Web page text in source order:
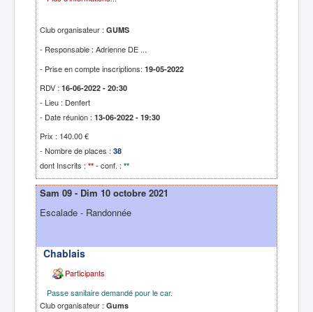
Club organisateur : GUMS
- Responsable : Adrienne DE ...
- Prise en compte inscriptions: 19-05-2022
RDV : 16-06-2022 - 20:30
- Lieu : Denfert
- Date réunion : 13-06-2022 - 19:30
Prix : 140.00 €
- Nombre de places : 38
dont Inscrits : ** - conf. : **
Sam 09 - Dim 10 octobre 2021
Escalade - Randonnée
Chablais
Participants
Passe sanitaire demandé pour le car.
Club organisateur : Gums